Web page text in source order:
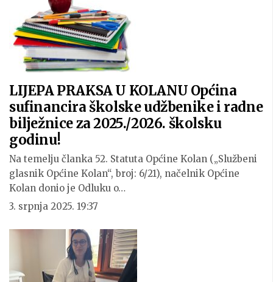
LIJEPA PRAKSA U KOLANU Općina
sufinancira školske udžbenike i radne
bilježnice za 2025./2026. školsku
godinu!
Na temelju članka 52. Statuta Općine Kolan („Službeni
glasnik Općine Kolan“, broj: 6/21), načelnik Općine
Kolan donio je Odluku o…
3. srpnja 2025. 19:37